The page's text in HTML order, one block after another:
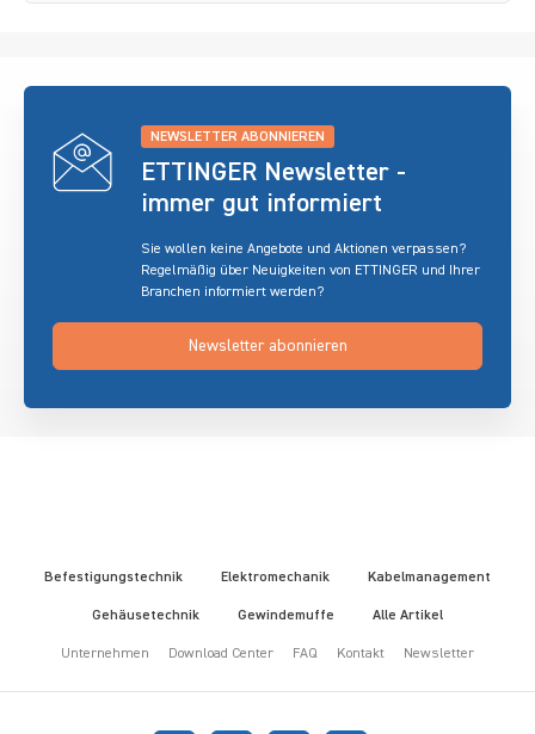
NEWSLETTER ABONNIEREN
ETTINGER Newsletter -
immer gut informiert
Sie wollen keine Angebote und Aktionen verpassen?
Regelmäßig über Neuigkeiten von ETTINGER und Ihrer
Branchen informiert werden?
Newsletter abonnieren
Befestigungstechnik Elektromechanik Kabelmanagement
Gehäusetechnik Gewindemuffe Alle Artikel
Unternehmen Download Center FAQ Kontakt Newsletter